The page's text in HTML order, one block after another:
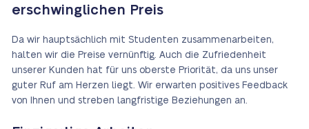
erschwinglichen Preis
Da wir hauptsächlich mit Studenten zusammenarbeiten,
halten wir die Preise vernünftig. Auch die Zufriedenheit
unserer Kunden hat für uns oberste Priorität, da uns unser
guter Ruf am Herzen liegt. Wir erwarten positives Feedback
von Ihnen und streben langfristige Beziehungen an.